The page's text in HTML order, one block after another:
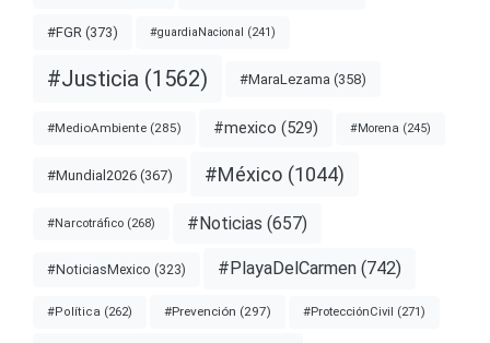
#FGR (373) #guardiaNacional (241)
#Justicia (1562) #MaraLezama (358)
#MedioAmbiente (285) #mexico (529) #Morena (245)
#Mundial2026 (367) #México (1044)
#Narcotráfico (268) #Noticias (657)
#NoticiasMexico (323) #PlayaDelCarmen (742)
#Política (262) #Prevención (297) #ProtecciónCivil (271)